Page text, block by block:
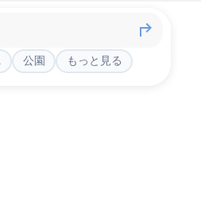
公園 もっと見る